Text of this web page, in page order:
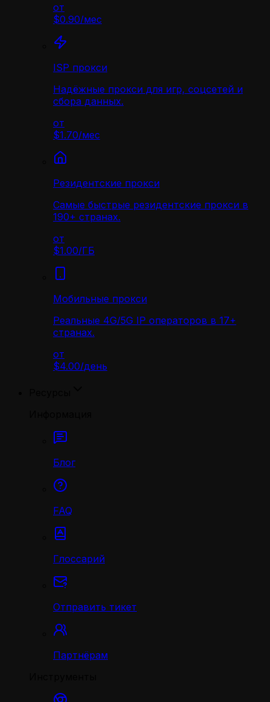
от
$0.90/мес
ISP прокси
Надёжные прокси для игр, соцсетей и
сбора данных.
от
$1.70/мес
Резидентские прокси
Самые быстрые резидентские прокси в
190+ странах.
от
$1.00/ГБ
Мобильные прокси
Реальные 4G/5G IP операторов в 17+
странах.
от
$4.00/день
Блог
FAQ
Глоссарий
Отправить тикет
Партнёрам